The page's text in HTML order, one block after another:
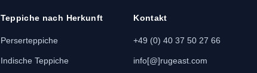
Teppiche nach Herkunft
Perserteppiche
Indische Teppiche
Kontakt
+49 (0) 40 37 50 27 66
info[@]rugeast.com